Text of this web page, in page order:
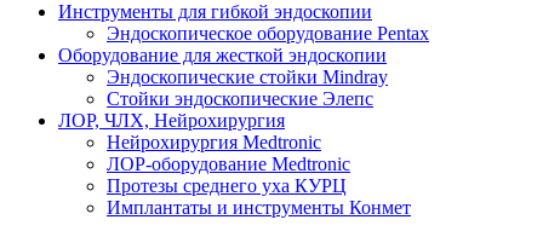
Инструменты для гибкой эндоскопии
Эндоскопическое оборудование Pentax
Оборудование для жесткой эндоскопии
Эндоскопические стойки Mindray
Стойки эндоскопические Элепс
ЛОР, ЧЛХ, Нейрохирургия
Нейрохирургия Medtronic
ЛОР-оборудование Medtronic
Протезы среднего уха КУРЦ
Имплантаты и инструменты Конмет